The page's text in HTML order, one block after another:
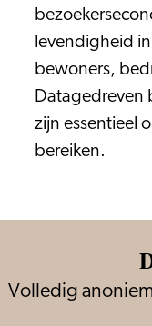
levendigheid
bewoners,
Datagedreven
zijn essentieel
bereiken.
Volledig